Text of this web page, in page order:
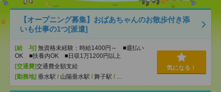
【オープニング募集】おばあちゃんのお散歩付き添
いも仕事の1つ[派遣]
[給 与] 無資格未経験：時給1400円～ ■週払い
OK ■扶養内OK ■日収1万1200円以上
[交通費]交通費全額支給
[勤務地] 垂水駅 / 山陽垂水駅 / 舞子駅 / …
気になる！